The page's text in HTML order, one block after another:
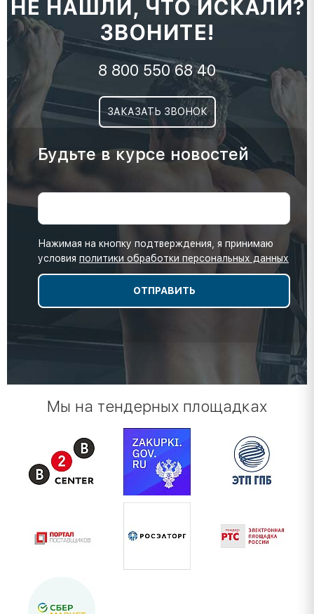
НЕ НАШЛИ, ЧТО ИСКАЛИ?
ЗВОНИТЕ!
8 800 550 68 40
ЗАКАЗАТЬ ЗВОНОК
Будьте в курсе новостей
Нажимая на кнопку подтверждения, я принимаю
условия политики обработки персональных данных
Мы на тендерных площадках